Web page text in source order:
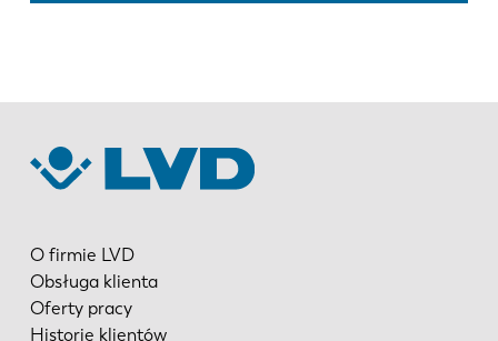
O firmie LVD
Obsługa klienta
Oferty pracy
Historie klientów